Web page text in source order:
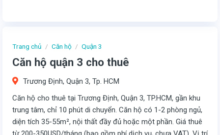
Trang chủ / Căn hộ / Quận 3
Căn hộ quận 3 cho thuê
Trương Định, Quận 3, Tp. HCM
Căn hộ cho thuê tại Trương Định, Quận 3, TP.HCM, gần khu
trung tâm, chỉ 10 phút di chuyển. Căn hộ có 1-2 phòng ngủ,
diện tích 35-55m², nội thất đầy đủ hoặc một phần. Giá thuê